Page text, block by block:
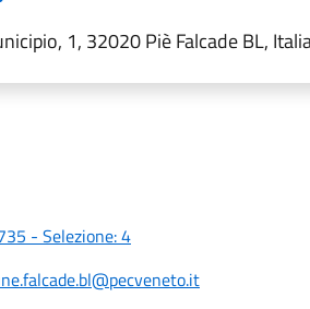
1, 32020 Piè Falcade BL,
- Selezione: 4